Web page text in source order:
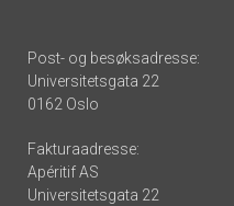
Post- og besøksadresse:
Universitetsgata 22
0162 Oslo
Fakturaadresse:
Apéritif AS
Universitetsgata 22